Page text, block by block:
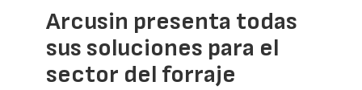
Arcusin presenta todas
sus soluciones para el
sector del forraje